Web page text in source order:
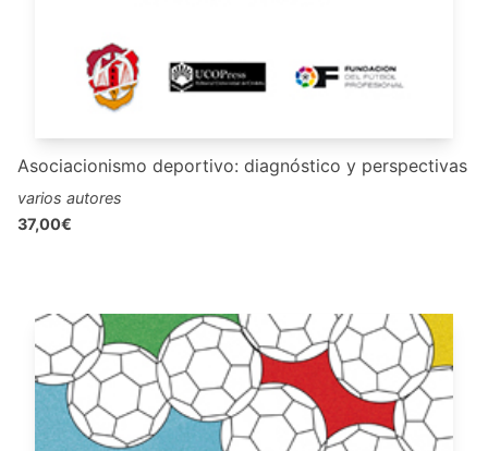
Asociacionismo deportivo: diagnóstico y perspectivas
varios autores
37,00€